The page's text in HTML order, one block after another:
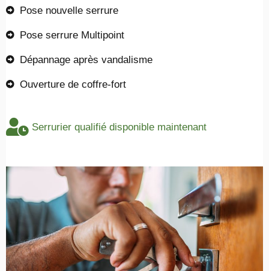
Pose nouvelle serrure
Pose serrure Multipoint
Dépannage après vandalisme
Ouverture de coffre-fort
Serrurier qualifié disponible maintenant